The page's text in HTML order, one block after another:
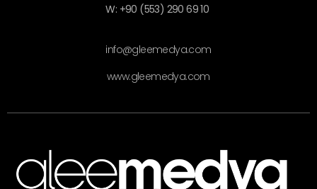
W: +90 (553) 290 69 10
info@gleemedya.com
www.gleemedya.com